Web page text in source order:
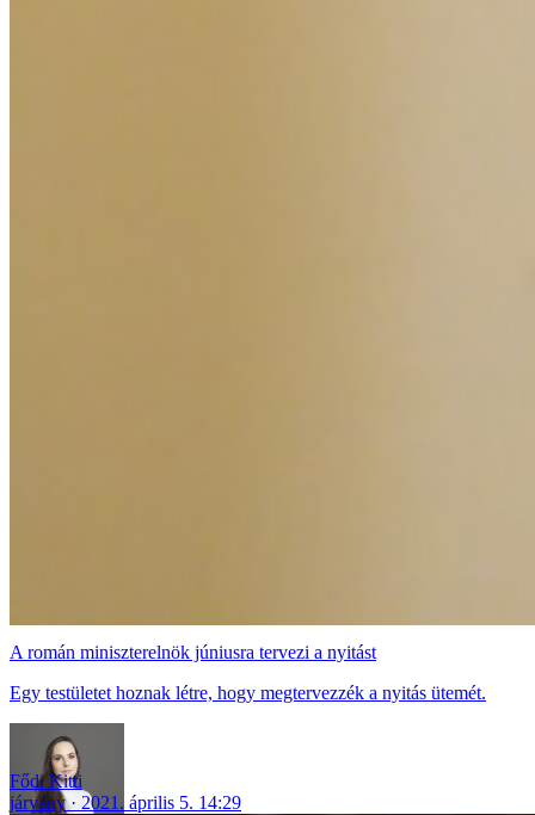
A román miniszterelnök júniusra tervezi a nyitást
Egy testületet hoznak létre, hogy megtervezzék a nyitás ütemét.
Fődi Kitti
járvány
2021. április 5. 14:29